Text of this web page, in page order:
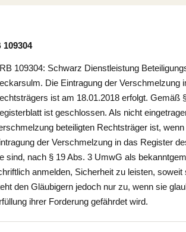
109304
109304: Schwarz Dienstleistung
Die Eintragung der Verschmelzung
ist am 18.01.2018 erfolgt. Gemäß
ist geschlossen. Als nicht
beteiligten Rechtsträger ist,
der Verschmelzung in das Register
sind, nach § 19 Abs. 3 UmwG als
anmelden, Sicherheit zu leisten,
den Gläubigern jedoch nur zu, wenn sie
ihrer Forderung gefährdet wird.